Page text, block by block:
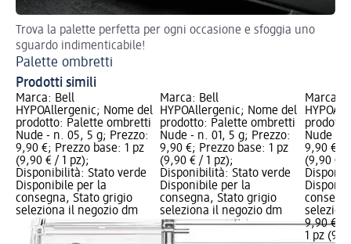
Trova la palette perfetta per ogni occasione e sfoggia uno
sguardo indimenticabile!
Palette ombretti
Prodotti simili
Marca: Bell
HYPOAllergenic; Nome del
prodotto: Palette ombretti
Nude - n. 05, 5 g; Prezzo:
9,90 €; Prezzo base: 1 pz
(9,90 € / 1 pz);
Disponibilità: Stato verde
Disponibile per la
consegna, Stato grigio
seleziona il negozio dm
Marca: Bell
HYPOAllergenic; Nome del
prodotto: Palette ombretti
Nude - n. 01, 5 g; Prezzo:
9,90 €; Prezzo base: 1 pz
(9,90 € / 1 pz);
Disponibilità: Stato verde
Disponibile per la
consegna, Stato grigio
seleziona il negozio dm
Marca:
Nude -
9,90 €;
(9,90 € /
9,90 €
1 pz